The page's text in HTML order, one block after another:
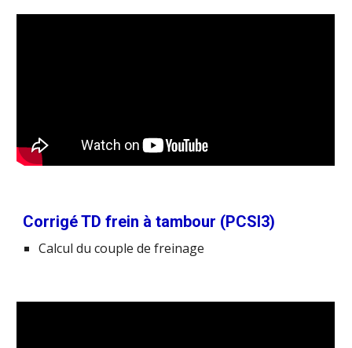
Corrigé TD frein à tambour (PCSI3)
Calcul du couple de freinage